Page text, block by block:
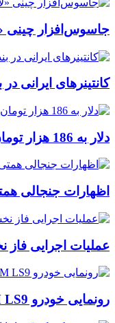
جاسوس‌افزار چینی «لایت‌اسپای»،
کانتینرهای ایرانی در بندر
دلار به 186 هزار تومان برگشت/ بازارها به توافق احتمالی هرمز چه واکنشی نشان دادند؟
اظهارات جنجالی همتی درباره دلار/ دلار
عملیات اجرایی
رونمایی خودرو IM LS9 توسط نیکا موتور ، لوکس ترین شاسی بلند EREV در ایران